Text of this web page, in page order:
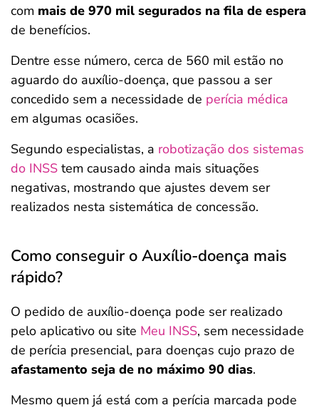
com mais de 970 mil segurados na fila de espera
de benefícios.
Dentre esse número, cerca de 560 mil estão no
aguardo do auxílio-doença, que passou a ser
concedido sem a necessidade de perícia médica
em algumas ocasiões.
Segundo especialistas, a robotização dos sistemas
do INSS tem causado ainda mais situações
negativas, mostrando que ajustes devem ser
realizados nesta sistemática de concessão.
Como conseguir o Auxílio-doença mais
rápido?
O pedido de auxílio-doença pode ser realizado
pelo aplicativo ou site Meu INSS, sem necessidade
de perícia presencial, para doenças cujo prazo de
afastamento seja de no máximo 90 dias.
Mesmo quem já está com a perícia marcada pode